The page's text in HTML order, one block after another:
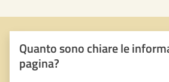
Quanto sono chiare le
pagina?